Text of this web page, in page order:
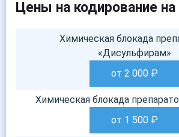
Цены на кодирование
Химическая блокада
«Дисульфирам»
от 2 000 ₽
Химическая блокада
от 1 500 ₽